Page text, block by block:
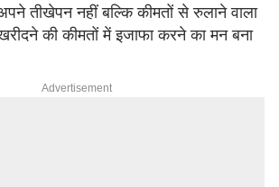
तीखेपन नहीं बल्कि कीमतों से रुलाने वाला
की कीमतों में इजाफा करने का मन बना
Advertisement